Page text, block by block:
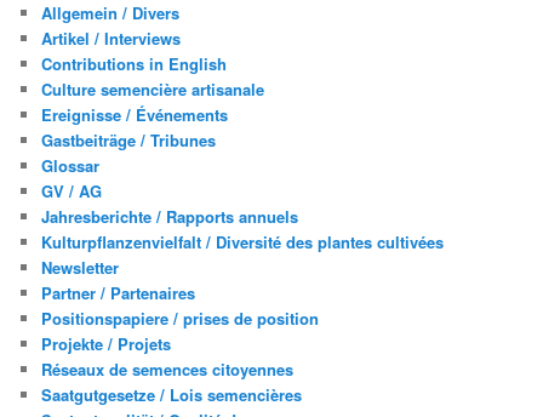
Allgemein / Divers
Artikel / Interviews
Contributions in English
Culture semencière artisanale
Ereignisse / Événements
Gastbeiträge / Tribunes
Glossar
GV / AG
Jahresberichte / Rapports annuels
Kulturpflanzenvielfalt / Diversité des plantes cultivées
Newsletter
Partner / Partenaires
Positionspapiere / prises de position
Projekte / Projets
Réseaux de semences citoyennes
Saatgutgesetze / Lois semencières